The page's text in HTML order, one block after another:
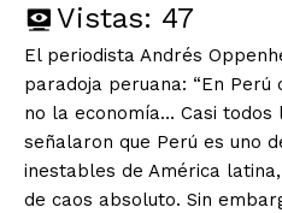
Vistas: 47
El periodista Andrés
paradoja peruana: “En
no la economía… Casi todos
señalaron que Perú es uno
inestables de América
de caos absoluto. Sin